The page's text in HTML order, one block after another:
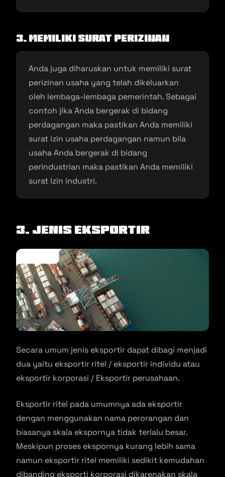
3. Memiliki Surat Perizinan
Anda juga diharuskan untuk memiliki surat
perizinan usaha yang telah dikeluarkan
oleh lembaga-lembaga pemerintah. Sebagai
contoh jika Anda bergerak di bidang
perdagangan maka pastikan Anda memiliki
surat izin usaha perdagangan namun bila
usaha Anda bergerak di bidang
perindustrian maka pastikan Anda memiliki
surat izin industri.
3. Jenis Eksportir
Secara umum jenis eksportir dapat dibagi menjadi
dua yaitu eksportir ritel / eksportir individu atau
eksportir korporasi / Eksportir perusahaan.
Eksportir ritel pada umumnya ada eksportir
dengan menggunakan nama perorangan dan
biasanya skala ekspornya tidak terlalu besar.
Meskipun proses ekspornya kurang lebih sama
namun eksportir ritel memiliki sedikit kemudahan
dibanding eksporti korporasi dikarenakan skala